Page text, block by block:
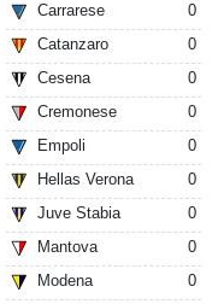
Carrarese
0
Catanzaro
0
Cesena
0
Cremonese
0
Empoli
0
Hellas Verona
0
Juve Stabia
0
Mantova
0
Modena
0